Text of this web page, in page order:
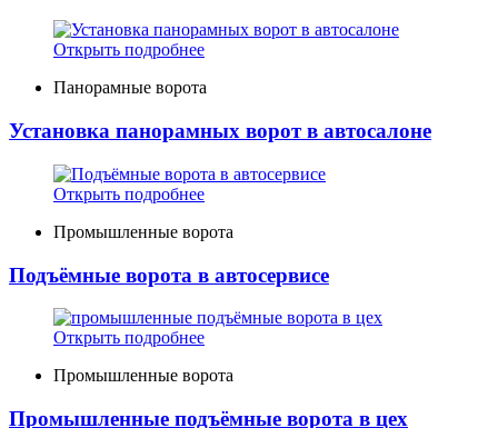
Открыть подробнее
Панорамные ворота
Установка панорамных ворот в автосалоне
Открыть подробнее
Промышленные ворота
Подъёмные ворота в автосервисе
Открыть подробнее
Промышленные ворота
Промышленные подъёмные ворота в цех